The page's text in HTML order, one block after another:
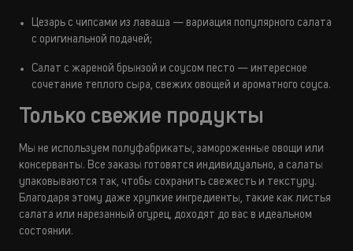
Цезарь с чипсами из лаваша — вариация популярного салата
с оригинальной подачей;
Салат с жареной брынзой и соусом песто — интересное
сочетание теплого сыра, свежих овощей и ароматного соуса.
Только свежие продукты
Мы не используем полуфабрикаты, замороженные овощи или
консерванты. Все заказы готовятся индивидуально, а салаты
упаковываются так, чтобы сохранить свежесть и текстуру.
Благодаря этому даже хрупкие ингредиенты, такие как листья
салата или нарезанный огурец, доходят до вас в идеальном
состоянии.